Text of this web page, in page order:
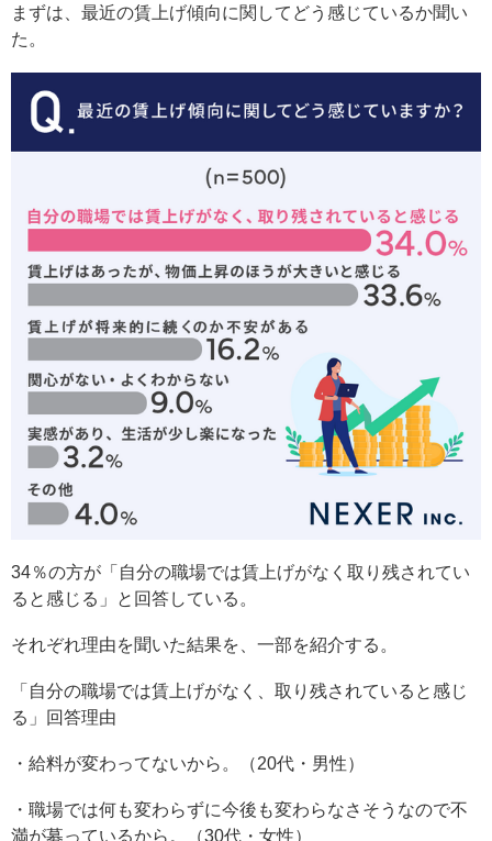
まずは、最近の賃上げ傾向に関してどう感じているか聞い
た。
34％の方が「自分の職場では賃上げがなく取り残されてい
ると感じる」と回答している。
それぞれ理由を聞いた結果を、一部を紹介する。
「自分の職場では賃上げがなく、取り残されていると感じ
る」回答理由
・給料が変わってないから。（20代・男性）
・職場では何も変わらずに今後も変わらなさそうなので不
満が募っているから。（30代・女性）